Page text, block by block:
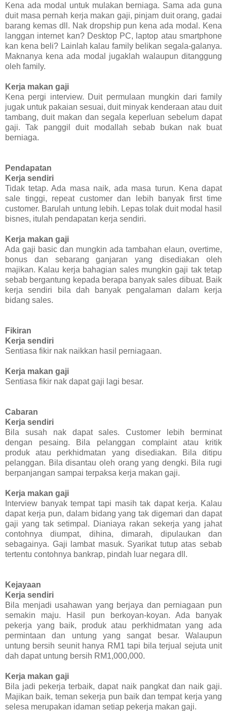
Kena ada modal untuk mulakan berniaga. Sama ada guna
duit masa pernah kerja makan gaji, pinjam duit orang, gadai
barang kemas dll. Nak dropship pun kena ada modal. Kena
langgan internet kan? Desktop PC, laptop atau smartphone
kan kena beli? Lainlah kalau family belikan segala-galanya.
Maknanya kena ada modal jugaklah walaupun ditanggung
oleh family.
Kerja makan gaji
Kena pergi interview. Duit permulaan mungkin dari family
jugak untuk pakaian sesuai, duit minyak kenderaan atau duit
tambang, duit makan dan segala keperluan sebelum dapat
gaji. Tak panggil duit modallah sebab bukan nak buat
berniaga.
Pendapatan
Kerja sendiri
Tidak tetap. Ada masa naik, ada masa turun. Kena dapat
sale tinggi, repeat customer dan lebih banyak first time
customer. Barulah untung lebih. Lepas tolak duit modal hasil
bisnes, itulah pendapatan kerja sendiri.
Kerja makan gaji
Ada gaji basic dan mungkin ada tambahan elaun, overtime,
bonus dan sebarang ganjaran yang disediakan oleh
majikan. Kalau kerja bahagian sales mungkin gaji tak tetap
sebab bergantung kepada berapa banyak sales dibuat. Baik
kerja sendiri bila dah banyak pengalaman dalam kerja
bidang sales.
Fikiran
Kerja sendiri
Sentiasa fikir nak naikkan hasil perniagaan.
Kerja makan gaji
Sentiasa fikir nak dapat gaji lagi besar.
Cabaran
Kerja sendiri
Bila susah nak dapat sales. Customer lebih berminat
dengan pesaing. Bila pelanggan complaint atau kritik
produk atau perkhidmatan yang disediakan. Bila ditipu
pelanggan. Bila disantau oleh orang yang dengki. Bila rugi
berpanjangan sampai terpaksa kerja makan gaji.
Kerja makan gaji
Interview banyak tempat tapi masih tak dapat kerja. Kalau
dapat kerja pun, dalam bidang yang tak digemari dan dapat
gaji yang tak setimpal. Dianiaya rakan sekerja yang jahat
contohnya diumpat, dihina, dimarah, dipulaukan dan
sebagainya. Gaji lambat masuk. Syarikat tutup atas sebab
tertentu contohnya bankrap, pindah luar negara dll.
Kejayaan
Kerja sendiri
Bila menjadi usahawan yang berjaya dan perniagaan pun
semakin maju. Hasil pun berkoyan-koyan. Ada banyak
pekerja yang baik, produk atau perkhidmatan yang ada
permintaan dan untung yang sangat besar. Walaupun
untung bersih seunit hanya RM1 tapi bila terjual sejuta unit
dah dapat untung bersih RM1,000,000.
Kerja makan gaji
Bila jadi pekerja terbaik, dapat naik pangkat dan naik gaji.
Majikan baik, teman sekerja pun baik dan tempat kerja yang
selesa merupakan idaman setiap pekerja makan gaji.